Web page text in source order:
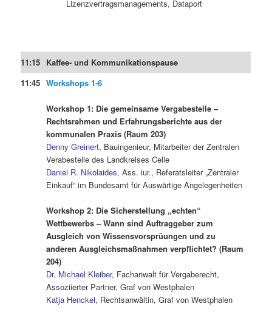
Lizenzvertragsmanagements, Dataport
11:15 Kaffee- und Kommunikationspause
11:45 Workshops 1-6
Workshop 1: Die gemeinsame Vergabestelle –
Rechtsrahmen und Erfahrungsberichte aus der
kommunalen Praxis (Raum 203)
Denny Greinert, Bauingenieur, Mitarbeiter der Zentralen
Verabestelle des Landkreises Celle
Daniel R. Nikolaides, Ass. iur., Referatsleiter „Zentraler
Einkauf“ im Bundesamt für Auswärtige Angelegenheiten
Workshop 2: Die Sicherstellung „echten“
Wettbewerbs – Wann sind Auftraggeber zum
Ausgleich von Wissensvorsprüungen und zu
anderen Ausgleichsmaßnahmen verpflichtet? (Raum
204)
Dr. Michael Kleiber, Fachanwalt für Vergaberecht,
Assoziierter Partner, Graf von Westphalen
Katja Henckel, Rechtsanwältin, Graf von Westphalen